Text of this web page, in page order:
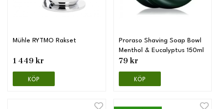
Mühle RYTMO Rakset
1 449 kr
KÖP
Proraso Shaving Soap Bowl
Menthol & Eucalyptus 150ml
79 kr
KÖP